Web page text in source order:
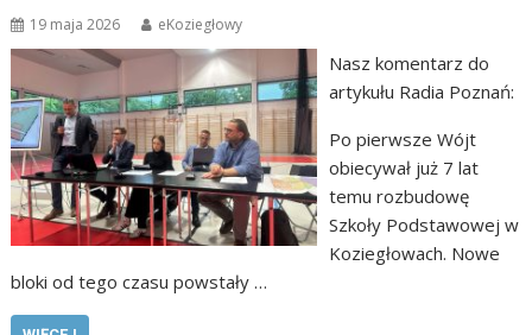
19 maja 2026 eKoziegłowy
Nasz komentarz do
artykułu Radia Poznań:
Po pierwsze Wójt
obiecywał już 7 lat
temu rozbudowę
Szkoły Podstawowej w
Koziegłowach. Nowe
bloki od tego czasu powstały …